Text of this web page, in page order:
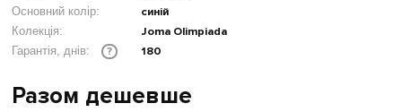
Основний колір: синій
Колекція: Joma Olimpiada
Гарантія, днів: ? 180
Разом дешевше